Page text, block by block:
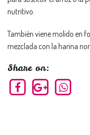
nutritivo.
También viene molido en
mezclada con la harina
Share on: